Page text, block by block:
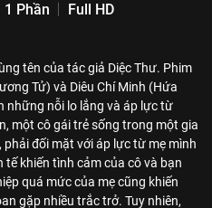
1 Phần
Full HD
tên của tác giả Diệc Thư. Phim
Tử) và Diêu Chí Minh (Hứa
những nỗi lo lắng và áp lực từ
một cô gái trẻ sống trong một gia
đối mặt với áp lực từ mẹ mình
tế khiến tình cảm của cô và bạn
quá mức của mẹ cũng khiến
gặp nhiều trắc trở. Tuy nhiên,